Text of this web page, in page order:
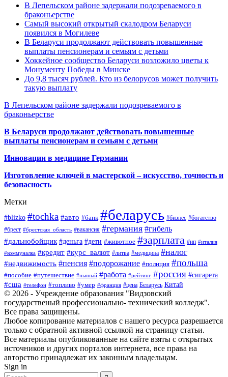
В Лепельском районе задержали подозреваемого в
браконьерстве
Самый высокий открытый скалодром Беларуси
появился в Могилеве
В Беларуси продолжают действовать повышенные
выплаты пенсионерам и семьям с детьми
Хоккейное сообщество Беларуси возложило цветы к
Монументу Победы в Минске
До 9,8 тысяч рублей. Кто из белорусов может получить
такую выплату
В Лепельском районе задержали подозреваемого в
браконьерстве
В Беларуси продолжают действовать повышенные
выплаты пенсионерам и семьям с детьми
Инновации в медицине Германии
Изготовление ключей в мастерской – искусство, точность и
безопасность
Метки
#blizko #tochka #авто #банк #беларусь #бизнес #богатство
#брест #брестская_область #вакансия #германия #гибель
#дальнобойщик #деньга #дети #животное #зарплата #ип #италия
#коммуналка #кредит #курс_валют #литва #медицина #налог
#недвижимость #пенсия #подорожание #полиция #польша
#пособие #путешествие #пьяный #работа #рейтинг #россия #сигарета
#сша #телефон #топливо #умер #франция #цена Беларусь Китай
© 2026 - Учреждение образования "Видзовский
государственый профессионально- технический колледж".
Все права защищены.
Любое копирование материалов с нашего ресурса разрешается
только с обратной активной ссылкой на страницу статьи.
Все материалы опубликованные на сайте взяты с открытых
источников и других порталов интернета, все права на
авторство принадлежат их законным владельцам.
Sign in